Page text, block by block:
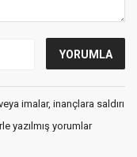
imalar, inançlara saldırı
yazılmış yorumlar